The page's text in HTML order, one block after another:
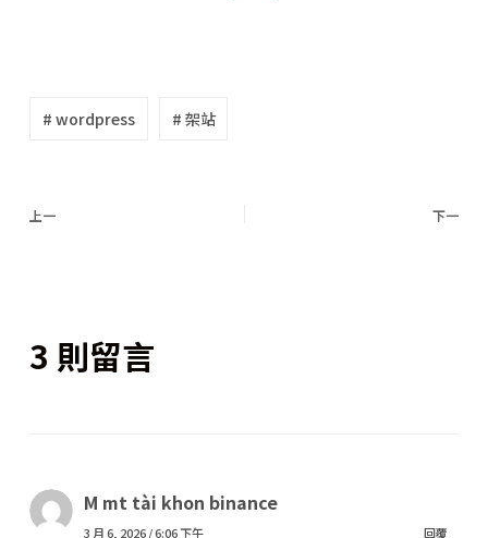
# wordpress # 架站
上一 下一
3 則留言
M mt tài khon binance
3 月 6, 2026 / 6:06 下午 回覆